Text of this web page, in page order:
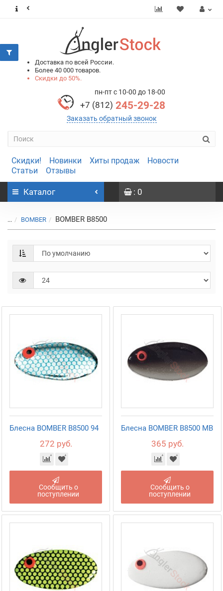
Доставка по всей России.
Более 40 000 товаров.
Скидки до 50%.
пн-пт с 10-00 до 18-00
+7 (812) 245-29-28
Заказать обратный звонок
Скидки! Новинки Хиты продаж
Новости
Статьи
Отзывы
Каталог : 0
... BOMBER BOMBER B8500
Блесна BOMBER B8500 94
272 руб.
Сообщить о
поступлении
Блесна BOMBER B8500 MB
365 руб.
Сообщить о
поступлении